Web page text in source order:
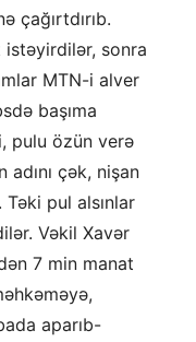
çağırtdırıb.
istəyirdilər, sonra
MTN-i alver
başıma
pulu özün verə
adını çək, nişan
pul alsınlar
Vəkil Xavər
7 min manat
aparıb-